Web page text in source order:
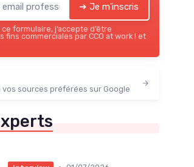
➔ Je m'inscris
formulaire, j’accepte d’être
fins commerciales par CCO at work ! et
sources préférées sur Google